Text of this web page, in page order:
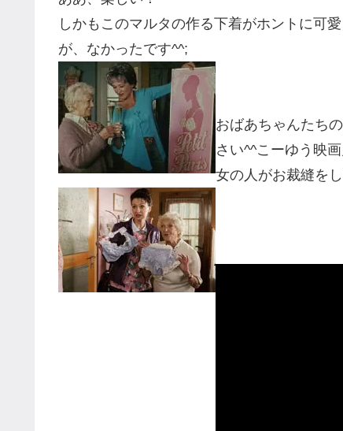
しかもこのマルタの作る下着がホントに可
が、なかったです^^;
おばあちゃんたち
さい^^こーゆう映
女の人がお裁縫を